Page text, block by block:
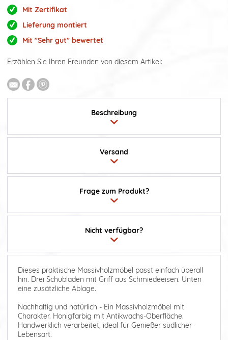
Mit Zertifikat
Lieferung montiert
Mit "Sehr gut" bewertet
Erzählen Sie Ihren Freunden von diesem Artikel:
Beschreibung
Frage zum Produkt?
Versand
Nicht verfügbar?
Dieses praktische Massivholzmöbel passt einfach überall
hin. Drei Schubladen mit Griff aus Schmiedeeisen. Unten
eine zusätzliche Ablage.
Nachhaltig und natürlich - Ein Massivholzmöbel mit
Charakter. Honigfarbig mit Antikwachs-Oberfläche.
Handwerklich verarbeitet, ideal für Genießer südlicher
Lebensart.